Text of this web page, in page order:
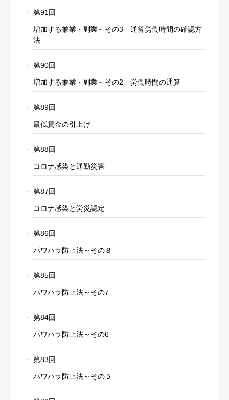
第91回
増加する兼業・副業～その3 通算労働時間の確認方
法
第90回
増加する兼業・副業～その2 労働時間の通算
第89回
最低賃金の引上げ
第88回
コロナ感染と通勤災害
第87回
コロナ感染と労災認定
第86回
パワハラ防止法～その８
第85回
パワハラ防止法～その7
第84回
パワハラ防止法～その6
第83回
パワハラ防止法～その５